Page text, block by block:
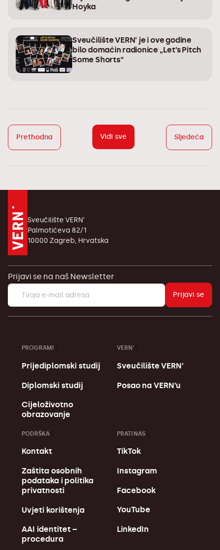
Hoyka
Sveučilište VERN’ je i ove godine
bilo domaćin radionice „Let’s Pitch
Some Shorts“
Prethodna Vidi sve Sljedeća
Sveučilište VERN’
Palmotićeva 82/1
10000 Zagreb, Hrvatska
Prijavi se na naš Newsletter
Prijavi se
PROGRAMI
Prijediplomski studij
Diplomski studij
Cijeloživotno
obrazovanje
VERN’
Sveučilište VERN’
Posao na VERN’u
PODRŠKA
Kontakt
Zaštita osobnih
podataka i politika
privatnosti
Uvjeti korištenja
AAI identitet –
procedura
PRATI NAS
TikTok
Instagram
Facebook
YouTube
LinkedIn